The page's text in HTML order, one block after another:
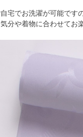
宅でお洗濯が可能です
分や着物に合わせてお